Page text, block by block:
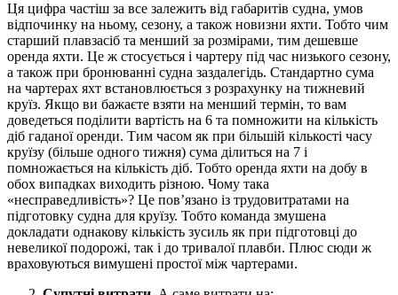
Ця цифра частіш за все залежить від габаритів судна, умов
відпочинку на ньому, сезону, а також новизни яхти. Тобто чим
старший плавзасіб та менший за розмірами, тим дешевше
оренда яхти. Це ж стосується і чартеру під час низького сезону,
а також при бронюванні судна заздалегідь. Стандартно сума
на чартерах яхт встановлюється з розрахунку на тижневий
круїз. Якщо ви бажаєте взяти на менший термін, то вам
доведеться поділити вартість на 6 та помножити на кількість
діб гаданої оренди. Тим часом як при більшій кількості часу
круїзу (більше одного тижня) сума ділиться на 7 і
помножається на кількість діб. Тобто оренда яхти на добу в
обох випадках виходить різною. Чому така
«несправедливість»? Це пов’язано із трудовитратами на
підготовку судна для круїзу. Тобто команда змушена
докладати однакову кількість зусиль як при підготовці до
невеликої подорожі, так і до тривалої плавби. Плюс сюди ж
враховуються вимушені простої між чартерами.